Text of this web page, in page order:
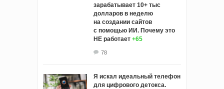
зарабатывает 10+ тыс
долларов в неделю
на создании сайтов
с помощью ИИ. Почему это
НЕ работает +65
78
Я искал идеальный телефон
для цифрового детокса.